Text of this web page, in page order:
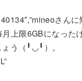
さんに
上限6GBになった
う（╹◡╹）。